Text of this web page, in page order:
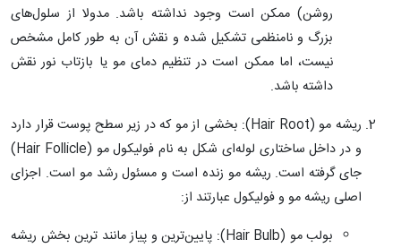
روشن) ممکن است وجود نداشته باشد. مدولا از سلول‌های
بزرگ و نامنظمی تشکیل شده و نقش آن به طور کامل مشخص
نیست، اما ممکن است در تنظیم دمای مو یا بازتاب نور نقش
داشته باشد.
ریشه مو (Hair Root): بخشی از مو که در زیر سطح پوست قرار دارد
و در داخل ساختاری لوله‌ای شکل به نام فولیکول مو (Hair Follicle)
جای گرفته است. ریشه مو زنده است و مسئول رشد مو است. اجزای
اصلی ریشه مو و فولیکول عبارتند از:
بولب مو (Hair Bulb): پایین‌ترین و پیاز مانند ترین بخش ریشه